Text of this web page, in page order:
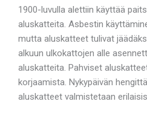
1900-luvulla alettiin käyttää
aluskatteita. Asbestin
mutta aluskatteet tulivat
alkuun ulkokattojen alle
aluskatteita. Pahviset
korjaamista. Nykypäivän
aluskatteet valmistetaan